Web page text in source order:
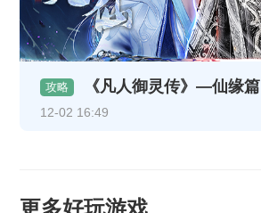
攻略 《凡人御灵传》—仙缘篇
12-02 16:49